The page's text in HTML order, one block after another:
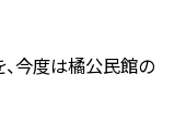
、今度は橘公民館の